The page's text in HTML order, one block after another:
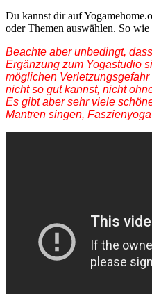
Du kannst dir auf
oder Themen auswählen. So wie
Beachte aber unbedingt,
Ergänzung zum Yogastudio
möglichen
nicht so gut kannst, nicht
Es gibt aber sehr viele
Mantren singen,